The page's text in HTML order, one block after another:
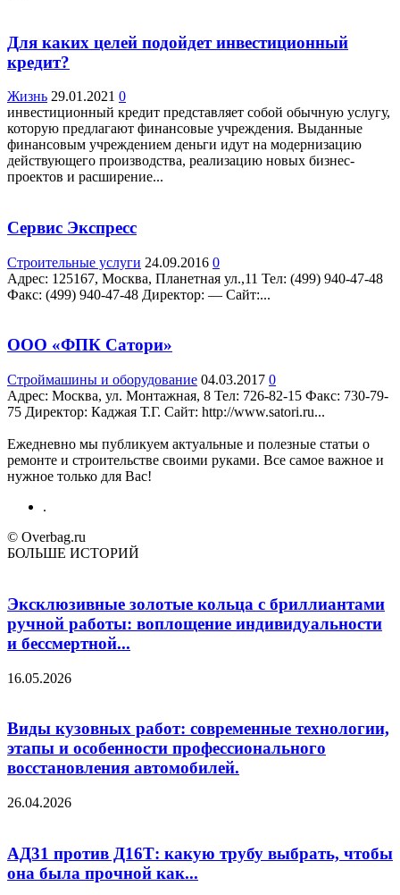
Для каких целей подойдет инвестиционный
кредит?
Жизнь 29.01.2021 0
инвестиционный кредит представляет собой обычную услугу,
которую предлагают финансовые учреждения. Выданные
финансовым учреждением деньги идут на модернизацию
действующего производства, реализацию новых бизнес-
проектов и расширение...
Сервис Экспресс
Строительные услуги 24.09.2016 0
Адрес: 125167, Москва, Планетная ул.,11 Teл: (499) 940-47-48
Факс: (499) 940-47-48 Директор: — Сайт:...
ООО «ФПК Сатори»
Строймашины и оборудование 04.03.2017 0
Адрес: Москва, ул. Монтажная, 8 Teл: 726-82-15 Факс: 730-79-
75 Директор: Каджая Т.Г. Сайт: http://www.satori.ru...
Ежедневно мы публикуем актуальные и полезные статьи о
ремонте и строительстве своими руками. Все самое важное и
нужное только для Вас!
.
© Overbag.ru
БОЛЬШЕ ИСТОРИЙ
Эксклюзивные золотые кольца с бриллиантами
ручной работы: воплощение индивидуальности
и бессмертной...
16.05.2026
Виды кузовных работ: современные технологии,
этапы и особенности профессионального
восстановления автомобилей.
26.04.2026
АД31 против Д16Т: какую трубу выбрать, чтобы
она была прочной как...